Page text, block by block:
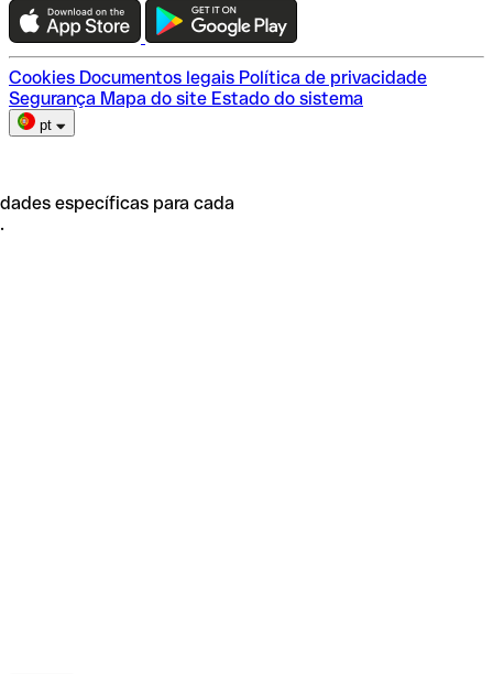
Escolha do plano
Cookies Documentos legais Política de privacidade
Segurança Mapa do site Estado do sistema
pt
específicas para cada